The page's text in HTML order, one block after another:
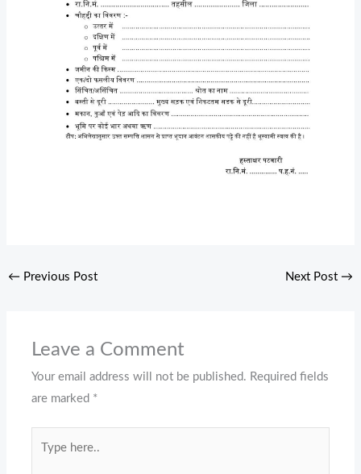
← Previous Post Next Post →
Leave a Comment
Your email address will not be published. Required fields
are marked *